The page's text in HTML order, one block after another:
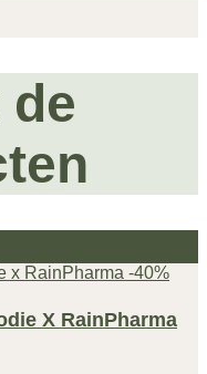
X RainPharma